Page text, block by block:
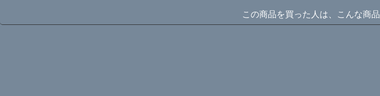
この商品を買った人は、こんな商